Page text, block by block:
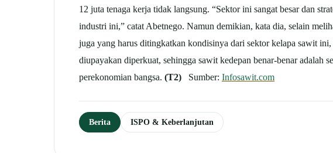
12 juta tenaga kerja tidak langsung. “Sektor ini sangat besar dan
industri ini,” catat Abetnego. Namun demikian, kata dia, selain
juga yang harus ditingkatkan kondisinya dari sektor kelapa sawit
diupayakan diperkuat, sehingga sawit kedepan benar-benar adalah
perekonomian bangsa. (T2) Sumber: Infosawit.com
Berita ISPO & Keberlanjutan